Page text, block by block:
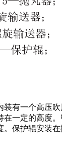
有一个高压
一定的高度
保护辊安装